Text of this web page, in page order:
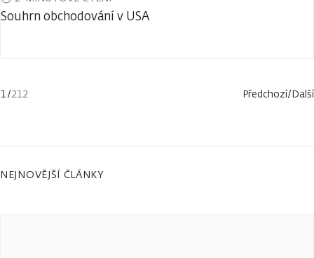
Souhrn obchodování v USA
1/212 Předchozí/Další
NEJNOVĚJŠÍ ČLÁNKY